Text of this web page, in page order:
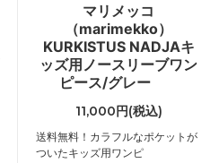
マリメッコ
（marimekko）
KURKISTUS NADJAキ
ッズ用ノースリーブワン
ピース/グレー
11,000円(税込)
送料無料！カラフルなポケットが
ついたキッズ用ワンピ